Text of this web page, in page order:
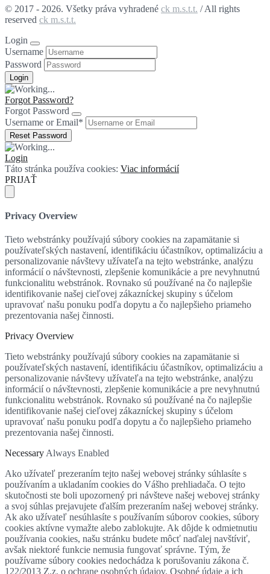
© 2017 - 2026. Všetky práva vyhradené ck m.s.t.t. / All rights
reserved ck m.s.t.t.
Login
Username
Password
Forgot Password?
Forgot Password
Username or Email*
Login
Táto stránka používa cookies: Viac informácií
PRIJAŤ
Privacy Overview
Tieto webstránky používajú súbory cookies na zapamätanie si
používateľských nastavení, identifikáciu účastníkov, optimalizáciu a
personalizovanie návštevy užívateľa na tejto webstránke, analýzu
informácií o návštevnosti, zlepšenie komunikácie a pre nevyhnutnú
funkcionalitu webstránok. Rovnako sú používané na čo najlepšie
identifikovanie našej cieľovej zákazníckej skupiny s účelom
upravovať našu ponuku podľa dopytu a čo najlepšieho priameho
prezentovania našej činnosti.
Privacy Overview
Tieto webstránky používajú súbory cookies na zapamätanie si
používateľských nastavení, identifikáciu účastníkov, optimalizáciu a
personalizovanie návštevy užívateľa na tejto webstránke, analýzu
informácií o návštevnosti, zlepšenie komunikácie a pre nevyhnutnú
funkcionalitu webstránok. Rovnako sú používané na čo najlepšie
identifikovanie našej cieľovej zákazníckej skupiny s účelom
upravovať našu ponuku podľa dopytu a čo najlepšieho priameho
prezentovania našej činnosti.
Necessary Always Enabled
Ako užívateľ prezeraním tejto našej webovej stránky súhlasíte s
používaním a ukladaním cookies do Vášho prehliadača. O tejto
skutočnosti ste boli upozornený pri návšteve našej webovej stránky
a svoj súhlas prejavujete ďalším prezeraním našej webovej stránky.
Ak ako užívateľ nesúhlasíte s používaním súborov cookies, súbory
cookies aktívne vymažte alebo zablokujte. Ak dôjde k odmietnutiu
používania cookies, našu stránku budete môcť naďalej navštíviť,
avšak niektoré funkcie nemusia fungovať správne. Tým, že
používame súbory cookies nedochádza k porušovaniu zákona č.
122/2013 Z.z. o ochrane osobných údajov. Osobné údaje a ich